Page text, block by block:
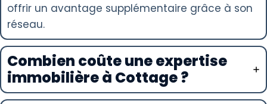
offrir un avantage supplémentaire grâce à son
réseau.
Combien coûte une expertise
immobilière à Cottage ?